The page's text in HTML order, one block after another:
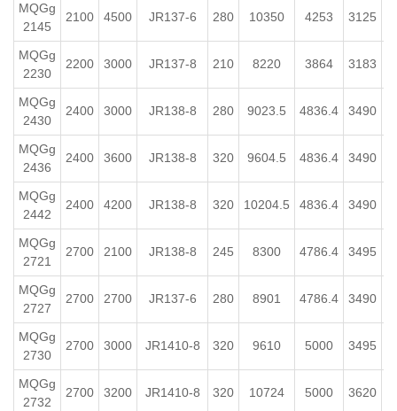
MQGg
2145
2100 4500 JR137-6 280 10350 4253 3125
MQGg
2230
2200 3000 JR137-8 210 8220 3864 3183
MQGg
2430
2400 3000 JR138-8 280 9023.5 4836.4 3490
MQGg
2436
2400 3600 JR138-8 320 9604.5 4836.4 3490
MQGg
2442
2400 4200 JR138-8 320 10204.5 4836.4 3490
MQGg
2721
2700 2100 JR138-8 245 8300 4786.4 3495
MQGg
2727
2700 2700 JR137-6 280 8901 4786.4 3490
MQGg
2730
2700 3000 JR1410-8 320 9610 5000 3495
MQGg
2732
2700 3200 JR1410-8 320 10724 5000 3620